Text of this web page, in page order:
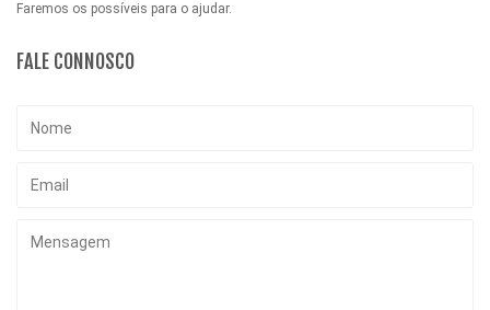
Faremos os possíveis para o ajudar.
FALE CONNOSCO